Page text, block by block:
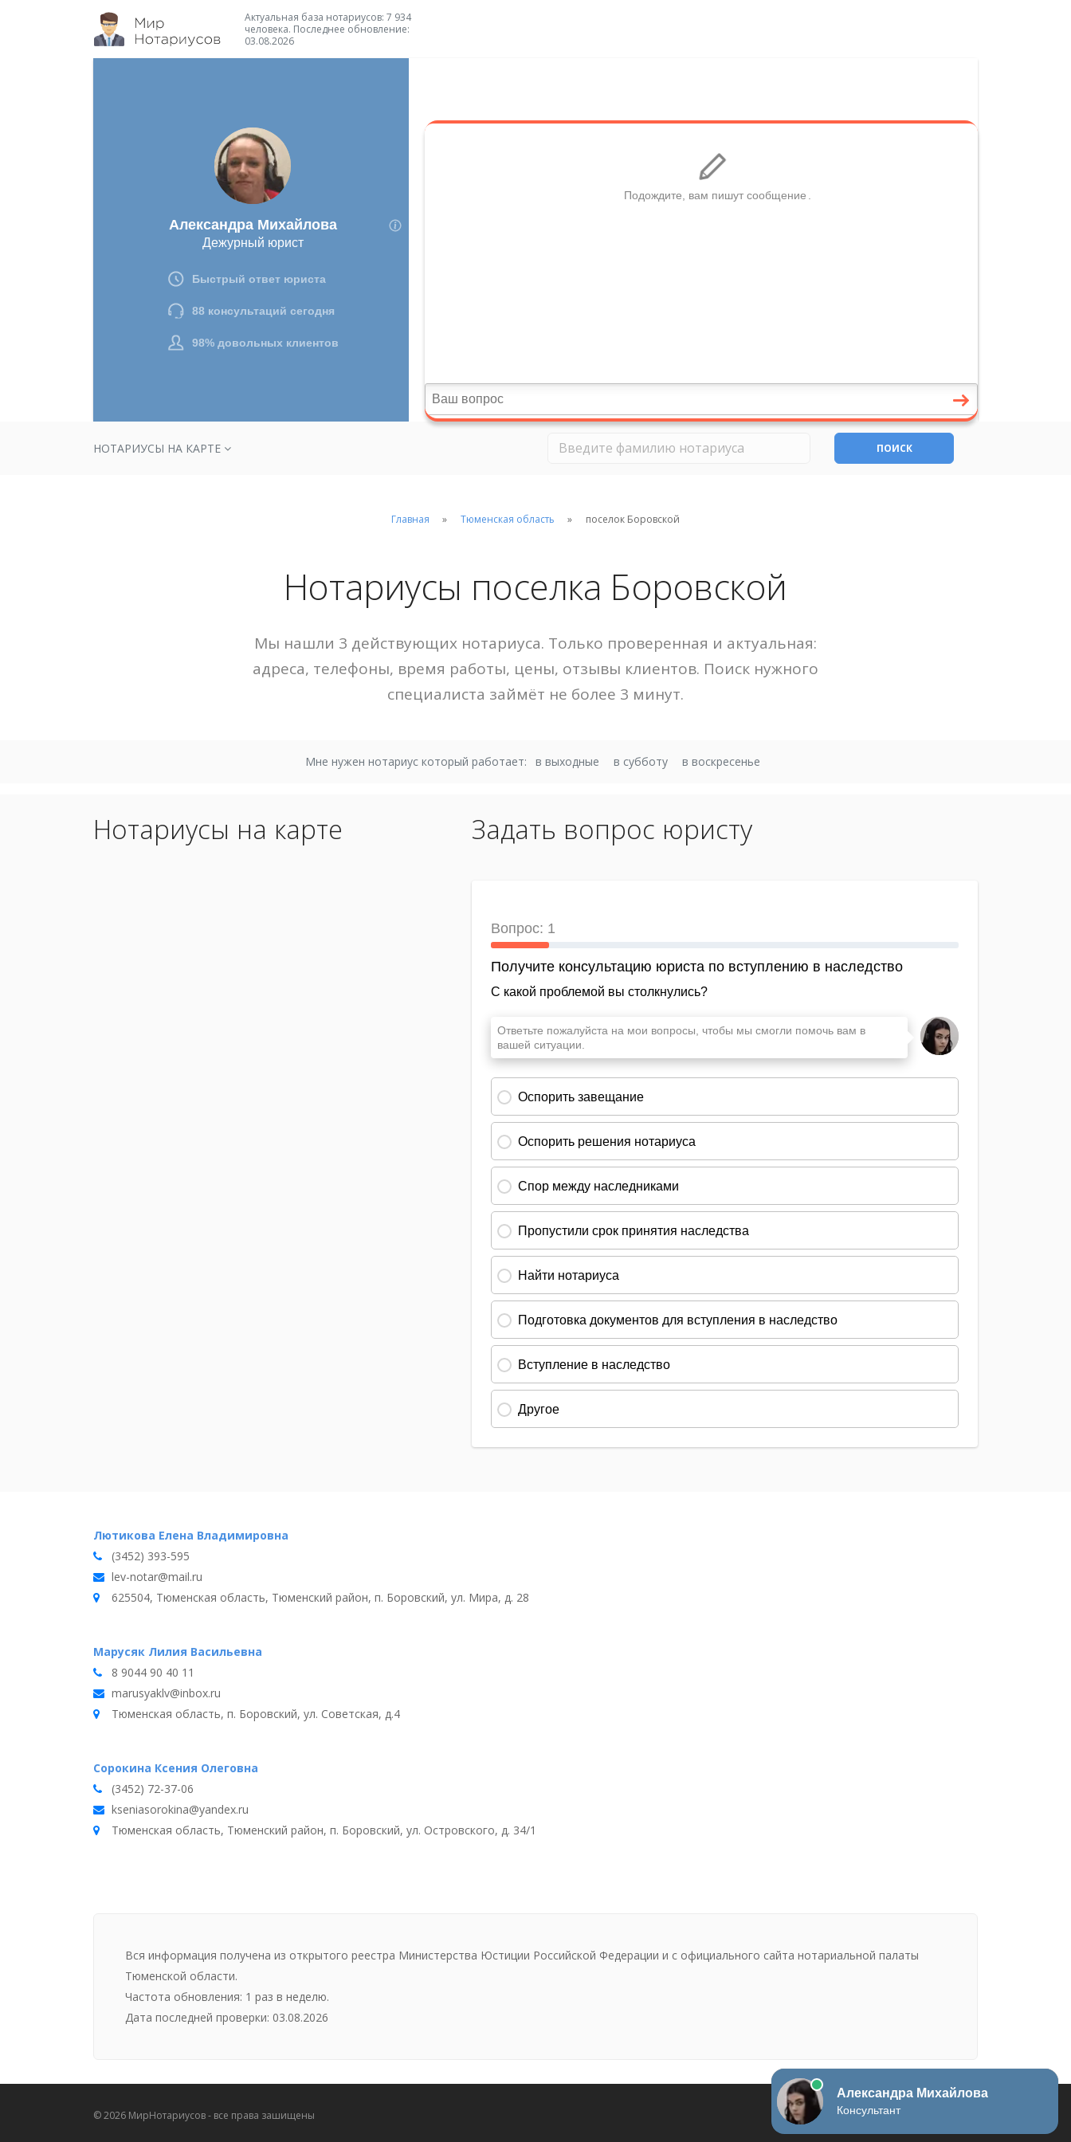
Актуальная база нотариусов: 7 934
человека. Последнее обновление:
03.08.2026
НОТАРИУСЫ НА КАРТЕ ПОИСК
Главная Тюменская область поселок Боровской
Нотариусы поселка Боровской
Мы нашли 3 действующих нотариуса. Только проверенная и актуальная:
адреса, телефоны, время работы, цены, отзывы клиентов. Поиск нужного
специалиста займёт не более 3 минут.
Мне нужен нотариус который работает: в выходные в субботу в воскресенье
Нотариусы на карте Задать вопрос юристу
Лютикова Елена Владимировна
(3452) 393-595
lev-notar@mail.ru
625504, Тюменская область, Тюменский район, п. Боровский, ул. Мира, д. 28
Марусяк Лилия Васильевна
8 9044 90 40 11
marusyaklv@inbox.ru
Тюменская область, п. Боровский, ул. Советская, д.4
Сорокина Ксения Олеговна
(3452) 72-37-06
kseniasorokina@yandex.ru
Тюменская область, Тюменский район, п. Боровский, ул. Островского, д. 34/1
Вся информация получена из открытого реестра Министерства Юстиции Российской Федерации и с официального сайта нотариальной палаты
Тюменской области.
Частота обновления: 1 раз в неделю.
Дата последней проверки: 03.08.2026
©2026 МирНотариусов - все права зашищены